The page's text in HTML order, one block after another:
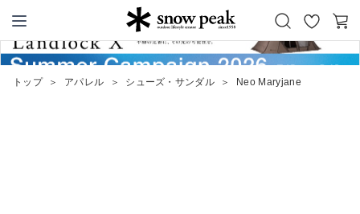
Snow Peak
お
気
カ
ー
トップ ＞ アパレル ＞ シューズ・サンダル ＞ Neo Maryjane